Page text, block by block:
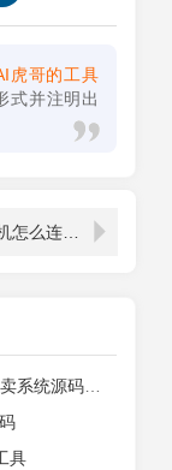
虎哥的工具
式并注明出
苹果手机怎么连接隐藏的wifi 链接步骤详解(图文)
文后台全部汉化
具